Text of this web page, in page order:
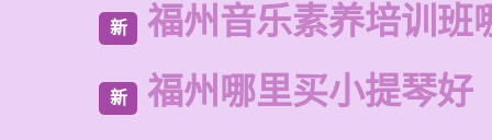
新 福州音乐素养培训班
新 福州哪里买小提琴好